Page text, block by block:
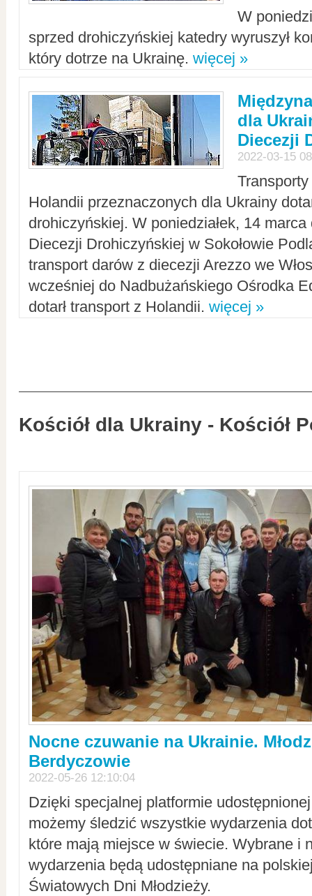
W
sprzed drohiczyńskiej katedry wyruszył
który dotrze na Ukrainę. więcej »
dla
Diecezji
2022-03-15
Holandii przeznaczonych dla Ukrainy
drohiczyńskiej. W poniedziałek, 14
Diecezji Drohiczyńskiej w Sokołowie
transport darów z diecezji Arezzo we
wcześniej do Nadbużańskiego Ośrodka
dotarł transport z Holandii. więcej »
Kościół dla Ukrainy - Kościół
Nocne czuwanie na Ukrainie.
Berdyczowie
2022-05-26 12:10:04
Dzięki specjalnej platformie
możemy śledzić wszystkie wydarzenia
które mają miejsce w świecie. Wybrane i
wydarzenia będą udostępniane na
Światowych Dni Młodzieży.